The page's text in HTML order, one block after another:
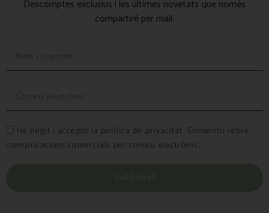
Descomptes exclusius i les últimes novetats que només
compartiré per mail.
He llegit i accepto la política de privacitat. Consento rebre
comunicacions comercials per correu electrònic.